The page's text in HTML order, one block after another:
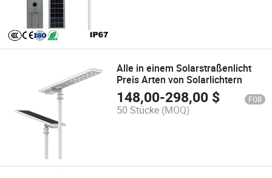
Alle in einem Solarstraßenlicht
Preis Arten von Solarlichtern
148,00-298,00 $ FOB
50 Stücke (MOQ)